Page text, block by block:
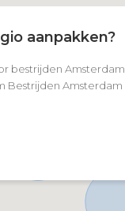
aanpakken?
bestrijden Amsterdam
Bestrijden Amsterdam